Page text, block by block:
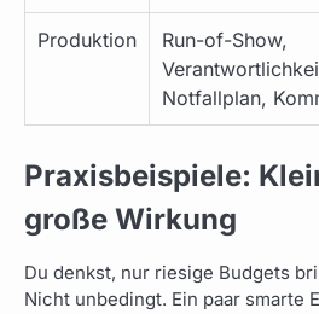
Produktion
Run-of-Show,
Notfallplan,
Praxisbeispiele:
große Wirkung
Du denkst, nur riesige Budgets
Nicht unbedingt. Ein paar smarte